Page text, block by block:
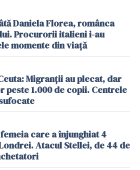
Daniela Florea, românca
Procurorii italieni i-au
momente din viață
Migranții au plecat, dar
peste 1.000 de copii. Centrele
care a înjunghiat 4
Atacul Stellei, de 44 de